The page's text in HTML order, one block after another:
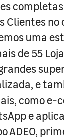
Clientes
uma
de 55
e
como e-
e
ADEO,